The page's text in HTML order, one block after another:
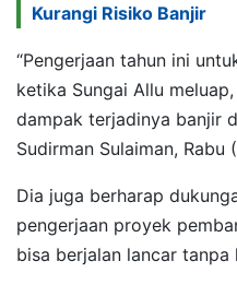
Kurangi Risiko Banjir
“Pengerjaan tahun ini
ketika Sungai Allu
dampak terjadinya banjir
Sudirman Sulaiman, Rabu
Dia juga berharap
pengerjaan proyek
bisa berjalan lancar tanpa